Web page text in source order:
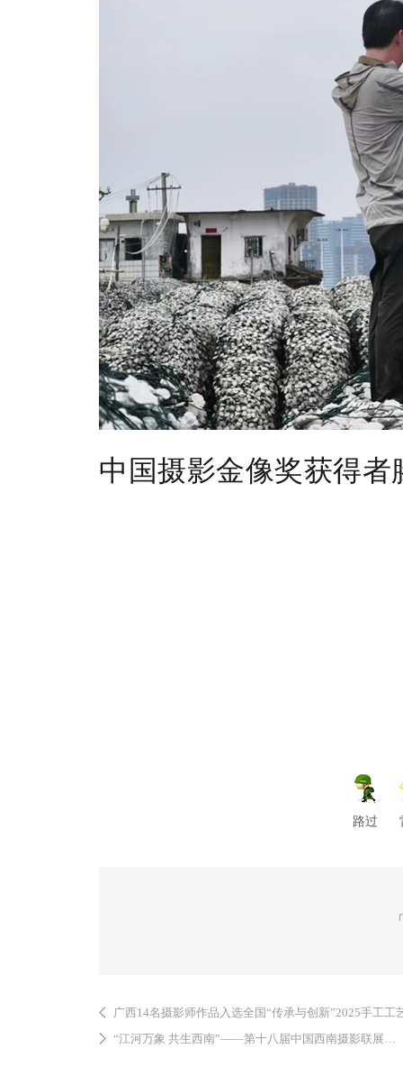
中国摄影金像奖获得者
路过
广西14名摄影师作品入选全国“传承与创新”2025手工工
“江河万象 共生西南”——第十八届中国西南摄影联展征稿启事 ... ... ... ...